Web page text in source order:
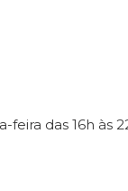
das 16h às